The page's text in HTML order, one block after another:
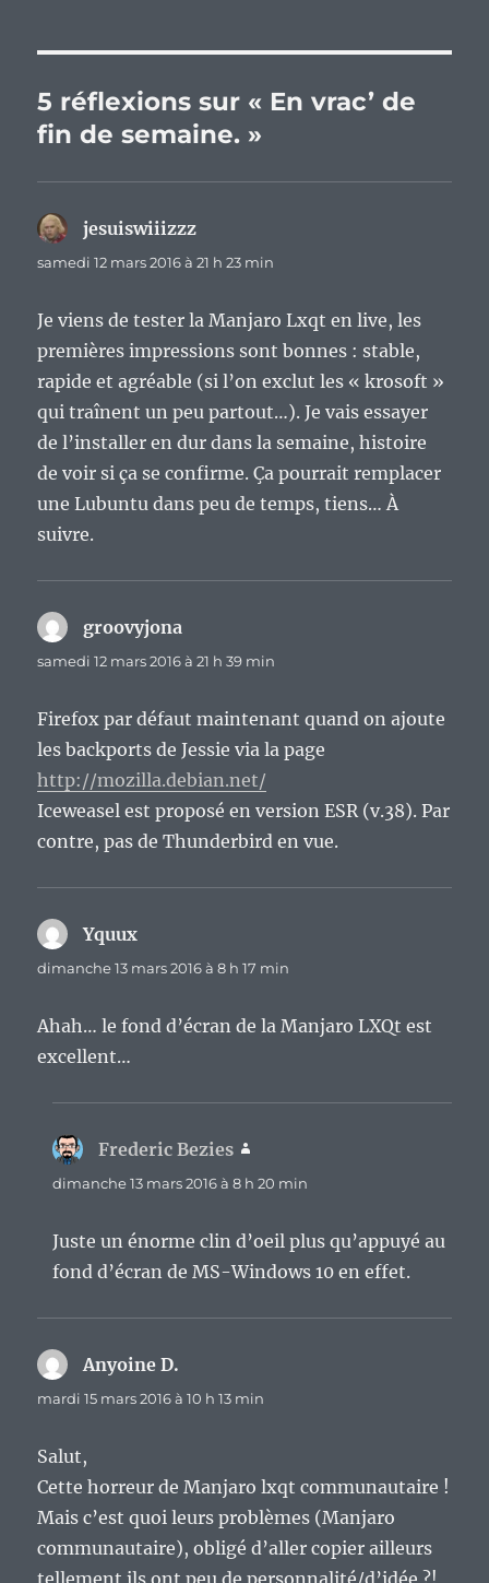
5 réflexions sur « En vrac’ de
fin de semaine. »
jesuiswiiizzz
samedi 12 mars 2016 à 21 h 23 min
Je viens de tester la Manjaro Lxqt en live, les
premières impressions sont bonnes : stable,
rapide et agréable (si l’on exclut les « krosoft »
qui traînent un peu partout…). Je vais essayer
de l’installer en dur dans la semaine, histoire
de voir si ça se confirme. Ça pourrait remplacer
une Lubuntu dans peu de temps, tiens… À
suivre.
groovyjona
samedi 12 mars 2016 à 21 h 39 min
Firefox par défaut maintenant quand on ajoute
les backports de Jessie via la page
http://mozilla.debian.net/
Iceweasel est proposé en version ESR (v.38). Par
contre, pas de Thunderbird en vue.
Yquux
dimanche 13 mars 2016 à 8 h 17 min
Ahah… le fond d’écran de la Manjaro LXQt est
excellent…
Frederic Bezies
dimanche 13 mars 2016 à 8 h 20 min
Juste un énorme clin d’oeil plus qu’appuyé au
fond d’écran de MS-Windows 10 en effet.
Anyoine D.
mardi 15 mars 2016 à 10 h 13 min
Salut,
Cette horreur de Manjaro lxqt communautaire !
Mais c’est quoi leurs problèmes (Manjaro
communautaire), obligé d’aller copier ailleurs